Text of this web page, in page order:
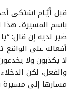
قبل أَيَّـام اشتكى
باسم المسيرة..
ضير لديه إن قال:
أفعاله على الواقع
لا يكذبون ولا
والفعل، لكن
مسارها إلى